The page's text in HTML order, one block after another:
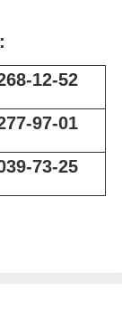
12-52
97-01
73-25